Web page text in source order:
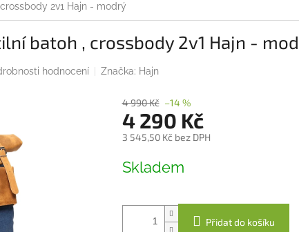
2v1 Hajn - modrý
batoh , crossbody 2v1 Hajn -
hodnocení Značka: Hajn
4 990 Kč –14 %
4 290 Kč
3 545,50 Kč bez DPH
cena:
Skladem
Přidat do košíku